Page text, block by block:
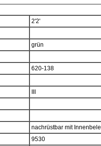
2'2'
grün
620-138
nachrüstbar mit
9530